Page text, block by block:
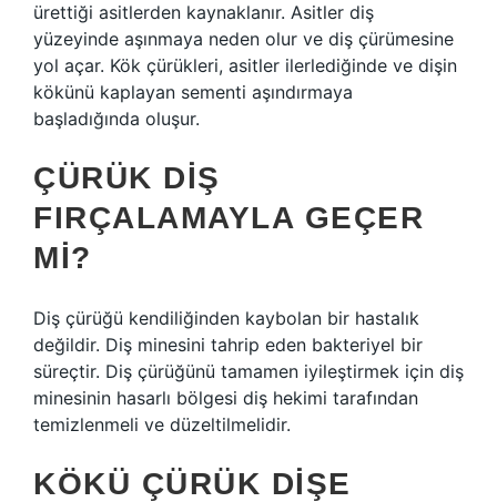
ürettiği asitlerden kaynaklanır. Asitler diş
yüzeyinde aşınmaya neden olur ve diş çürümesine
yol açar. Kök çürükleri, asitler ilerlediğinde ve dişin
kökünü kaplayan sementi aşındırmaya
başladığında oluşur.
ÇÜRÜK DIŞ
FIRÇALAMAYLA GEÇER
MI?
Diş çürüğü kendiliğinden kaybolan bir hastalık
değildir. Diş minesini tahrip eden bakteriyel bir
süreçtir. Diş çürüğünü tamamen iyileştirmek için diş
minesinin hasarlı bölgesi diş hekimi tarafından
temizlenmeli ve düzeltilmelidir.
KÖKÜ ÇÜRÜK DIŞE